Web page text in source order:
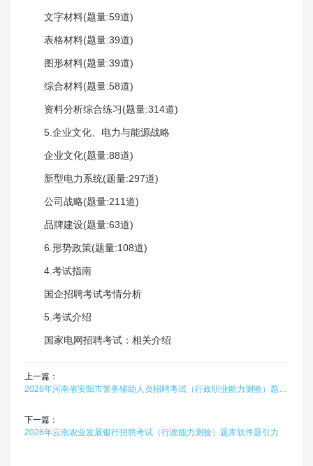
文字材料(题量:59道)
表格材料(题量:39道)
图形材料(题量:39道)
综合材料(题量:58道)
资料分析综合练习(题量:314道)
5.企业文化、电力与能源战略
企业文化(题量:88道)
新型电力系统(题量:297道)
公司战略(题量:211道)
品牌建设(题量:63道)
6.形势政策(题量:108道)
4.考试指南
国企招聘考试考情分析
5.考试介绍
国家电网招聘考试：相关介绍
上一篇：
下一篇：
2026年云南农业发展银行招聘考试（行政能力测验）题库软件题引力